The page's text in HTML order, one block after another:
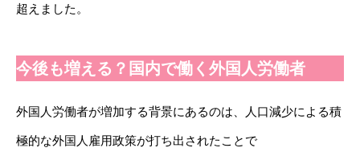
超えました。
今後も増える？国内で働く外国人労働者
外国人労働者が増加する背景にあるのは、人口減少による積
極的な外国人雇用政策が打ち出されたことで